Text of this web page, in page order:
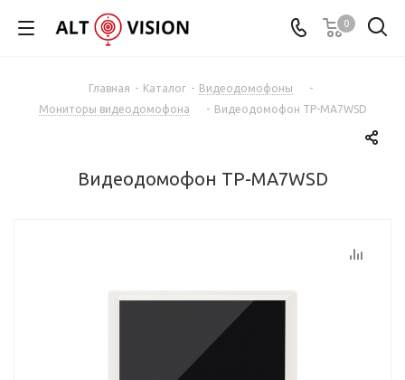
0
Главная - Каталог - Видеодомофоны
-
Мониторы видеодомофона
- Видеодомофон TP-MA7WSD
Видеодомофон TP-MA7WSD